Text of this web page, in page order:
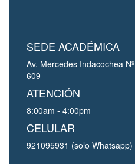
SEDE ACADÉMICA
Av. Mercedes Indacochea Nº
609
ATENCIÓN
8:00am - 4:00pm
CELULAR
921095931 (solo Whatsapp)